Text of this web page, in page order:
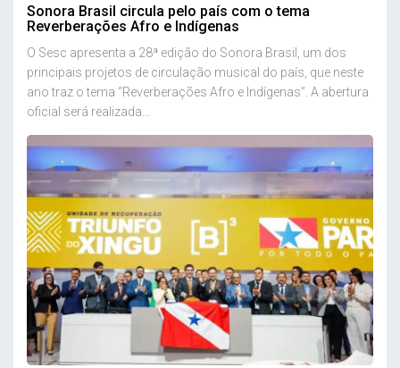
Sonora Brasil circula pelo país com o tema
Reverberações Afro e Indígenas
O Sesc apresenta a 28ª edição do Sonora Brasil, um dos
principais projetos de circulação musical do país, que neste
ano traz o tema “Reverberações Afro e Indígenas”. A abertura
oficial será realizada...